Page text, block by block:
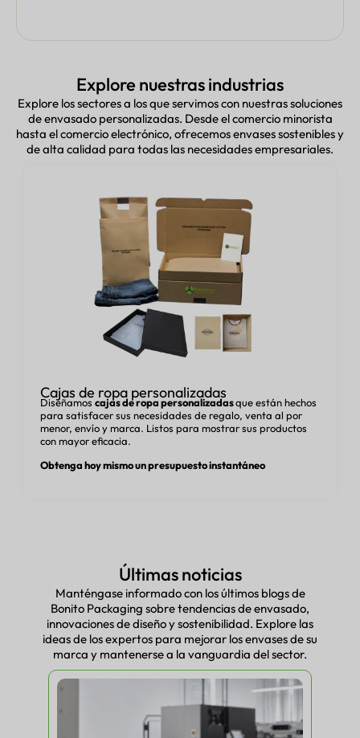
Explore nuestras industrias
Explore los sectores a los que servimos con nuestras soluciones
de envasado personalizadas. Desde el comercio minorista
hasta el comercio electrónico, ofrecemos envases sostenibles y
de alta calidad para todas las necesidades empresariales.
Cajas de ropa personalizadas
Diseñamos cajas de ropa personalizadasque están hechos
para satisfacer sus necesidades de regalo, venta al por
menor, envío y marca. Listos para mostrar sus productos
con mayor eficacia.
Obtenga hoy mismo un presupuesto instantáneo
Últimas noticias
Manténgase informado con los últimos blogs de
Bonito Packaging sobre tendencias de envasado,
innovaciones de diseño y sostenibilidad. Explore las
ideas de los expertos para mejorar los envases de su
marca y mantenerse a la vanguardia del sector.